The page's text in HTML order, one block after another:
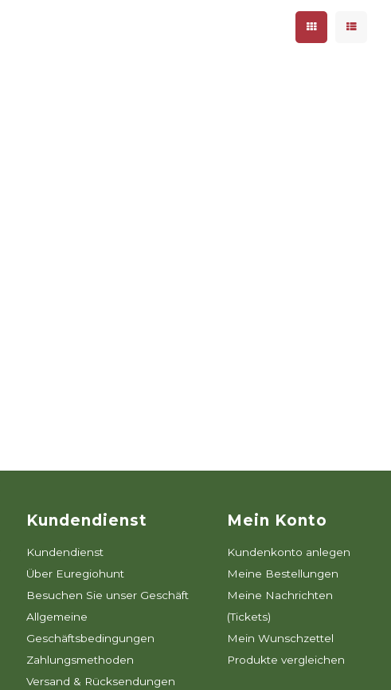
Kundendienst
Kundendienst
Über Euregiohunt
Besuchen Sie unser Geschäft
Allgemeine
Geschäftsbedingungen
Zahlungsmethoden
Versand & Rücksendungen
Mein Konto
Kundenkonto anlegen
Meine Bestellungen
Meine Nachrichten
(Tickets)
Mein Wunschzettel
Produkte vergleichen